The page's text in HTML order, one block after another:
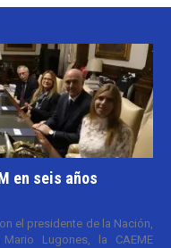
en seis años
el presidente de la Nación,
Lugones, la CAEME